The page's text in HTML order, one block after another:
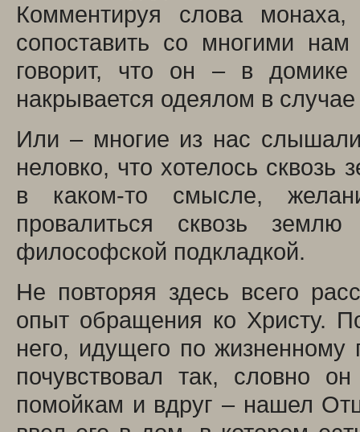
Комментируя слова
сопоставить со многими
говорит, что он – в
накрывается одеялом в
Или – многие из нас
неловко, что хотелось
в каком-то смысле,
провалиться сквозь
философской подкладкой.
Не повторяя здесь всего
опыт обращения ко Христу.
него, идущего по
почувствовал так, словно
помойкам и вдруг – нашел